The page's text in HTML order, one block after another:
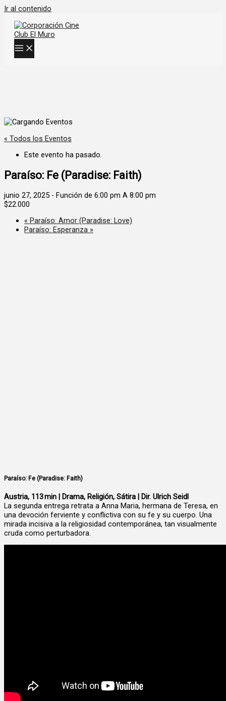
Ir al contenido
« Todos los Eventos
Este evento ha pasado.
Paraíso: Fe (Paradise: Faith)
junio 27, 2025 - Función de 6:00 pm A 8:00 pm
$22.000
« Paraíso: Amor (Paradise: Love)
Paraíso: Esperanza »
Paraíso: Fe (Paradise: Faith)
Austria, 113 min | Drama, Religión, Sátira | Dir. Ulrich Seidl
La segunda entrega retrata a Anna Maria, hermana de Teresa, en
una devoción ferviente y conflictiva con su fe y su cuerpo. Una
mirada incisiva a la religiosidad contemporánea, tan visualmente
cruda como perturbadora.